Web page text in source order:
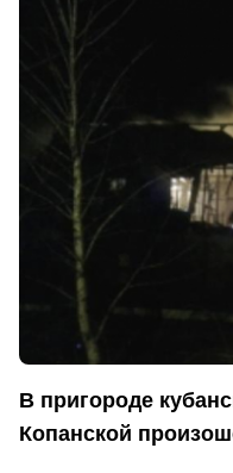
В пригороде
Копанской